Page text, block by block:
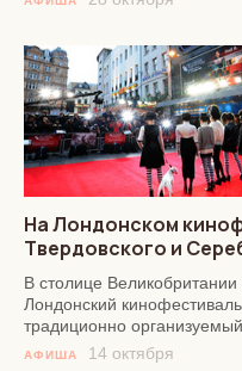
На Лондонском
Твердовского и
В столице
Лондонский
традиционно
АФИША 14 октября